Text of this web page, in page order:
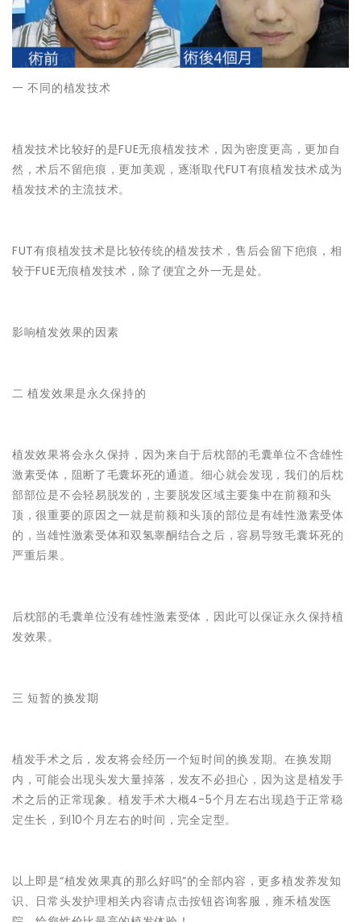
一 不同的植发技术
植发技术比较好的是FUE无痕植发技术，因为密度更高，更加自
然，术后不留疤痕，更加美观，逐渐取代FUT有痕植发技术成为
植发技术的主流技术。
FUT有痕植发技术是比较传统的植发技术，售后会留下疤痕，相
较于FUE无痕植发技术，除了便宜之外一无是处。
影响植发效果的因素
二 植发效果是永久保持的
植发效果将会永久保持，因为来自于后枕部的毛囊单位不含雄性
激素受体，阻断了毛囊坏死的通道。细心就会发现，我们的后枕
部部位是不会轻易脱发的，主要脱发区域主要集中在前额和头
顶，很重要的原因之一就是前额和头顶的部位是有雄性激素受体
的，当雄性激素受体和双氢睾酮结合之后，容易导致毛囊坏死的
严重后果。
后枕部的毛囊单位没有雄性激素受体，因此可以保证永久保持植
发效果。
三 短暂的换发期
植发手术之后，发友将会经历一个短时间的换发期。在换发期
内，可能会出现头发大量掉落，发友不必担心，因为这是植发手
术之后的正常现象。植发手术大概4-5个月左右出现趋于正常稳
定生长，到10个月左右的时间，完全定型。
以上即是“植发效果真的那么好吗”的全部内容，更多植发养发知
识、日常头发护理相关内容请点击按钮咨询客服，雍禾植发医